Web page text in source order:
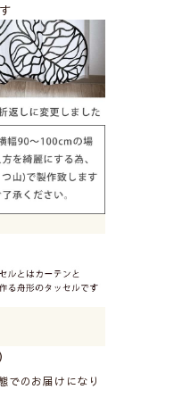
でのお届けになり